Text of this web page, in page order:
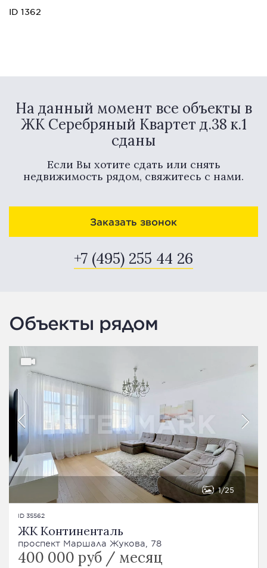
ID 1362
На данный момент все объекты в
ЖК Серебряный Квартет д.38 к.1
сданы
Если Вы хотите сдать или снять
недвижимость рядом, свяжитесь с нами.
Заказать звонок
+7 (495) 255 44 26
Объекты рядом
1 25
ID 35562
ЖК Континенталь
проспект Маршала Жукова, 78
400 000 руб / месяц